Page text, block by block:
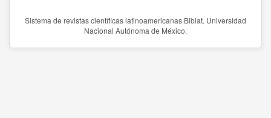
Sistema de revistas científicas latinoamericanas Biblat. Universidad
Nacional Autónoma de México.